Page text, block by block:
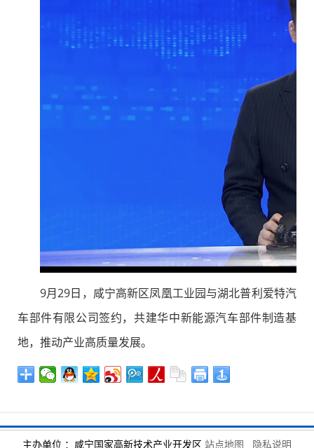
9月29日，咸宁高新区凤凰工业园与湖北普利爱特汽
车部件有限公司签约，共建华中新能源汽车部件制造基
地，推动产业高质量发展。
主办单位 ：咸宁国家高新技术产业开发区 站点地图 隐私说明